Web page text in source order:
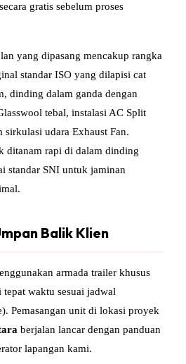
gratis sebelum proses
yang dipasang mencakup rangka
standar ISO yang dilapisi cat
dinding dalam ganda dengan
tebal, instalasi AC Split
sirkulasi udara Exhaust Fan.
ditanam rapi di dalam dinding
standar SNI untuk jaminan
Balik Klien
armada trailer khusus
waktu sesuai jadwal
Pemasangan unit di lokasi proyek
berjalan lancar dengan panduan
lapangan kami.